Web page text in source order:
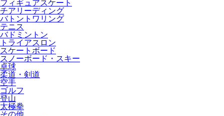
フィギュアスケート
チアリーディング
バトントワリング
テニス
バドミントン
トライアスロン
スケートボード
スノーボード・スキー
卓球
柔道・剣道
空手
ゴルフ
登山
太極拳